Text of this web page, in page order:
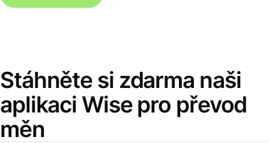
Stáhněte si zdarma naši
aplikaci Wise pro převod
měn